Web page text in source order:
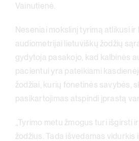
Vainutienė.
Neseniai mokslinį tyrimą atlikusi ir
audiometrijai lietuviškų žodžių
gydytoja pasakojo, kad kalbinės
pacientui yra pateikiami
žodžiai, kurių fonetinės savybės,
pasikartojimas atspindi įprastą
„Tyrimo metu žmogus turi išgirsti
žodžius. Tada išvedamas vidurkis